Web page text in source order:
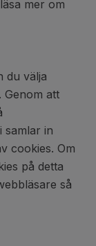
mer om
du välja
Genom att
samlar in
cookies. Om
på detta
så